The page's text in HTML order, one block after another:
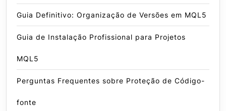
Guia Definitivo: Organização de Versões em MQL5
Guia de Instalação Profissional para Projetos
MQL5
Perguntas Frequentes sobre Proteção de Código-
fonte